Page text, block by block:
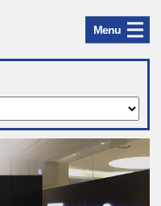
아
리
움
Menu